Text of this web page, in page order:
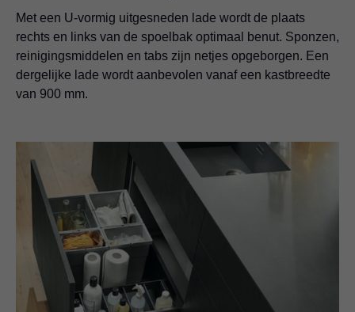
Met een U-vormig uitgesneden lade wordt de plaats
rechts en links van de spoelbak optimaal benut. Sponzen,
reinigingsmiddelen en tabs zijn netjes opgeborgen. Een
dergelijke lade wordt aanbevolen vanaf een kastbreedte
van 900 mm.